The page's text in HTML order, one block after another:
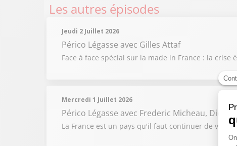
Les autres épisodes
Jeudi 2 Juillet 2026
Périco Légasse avec Gilles Attaf
Face à face spécial sur la made in France : la
Mercredi 1 Juillet 2026
Périco Légasse avec Frederic Micheau, Didier
La France est un pays qu'il faut continuer de